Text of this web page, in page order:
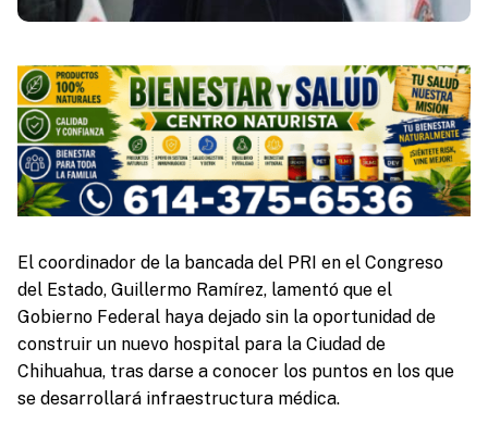
El coordinador de la bancada del PRI en el Congreso
del Estado, Guillermo Ramírez, lamentó que el
Gobierno Federal haya dejado sin la oportunidad de
construir un nuevo hospital para la Ciudad de
Chihuahua, tras darse a conocer los puntos en los que
se desarrollará infraestructura médica.